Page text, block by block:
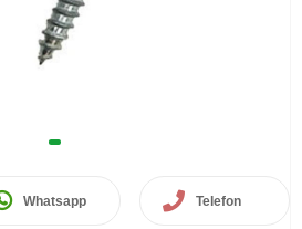
Whatsapp Telefon